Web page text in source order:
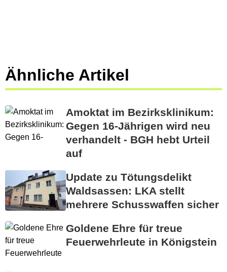
Ähnliche Artikel
Amoktat im Bezirksklinikum:
Gegen 16-Jährigen wird neu
verhandelt - BGH hebt Urteil
auf
Update zu Tötungsdelikt
Waldsassen: LKA stellt
mehrere Schusswaffen sicher
Goldene Ehre für treue
Feuerwehrleute in Königstein